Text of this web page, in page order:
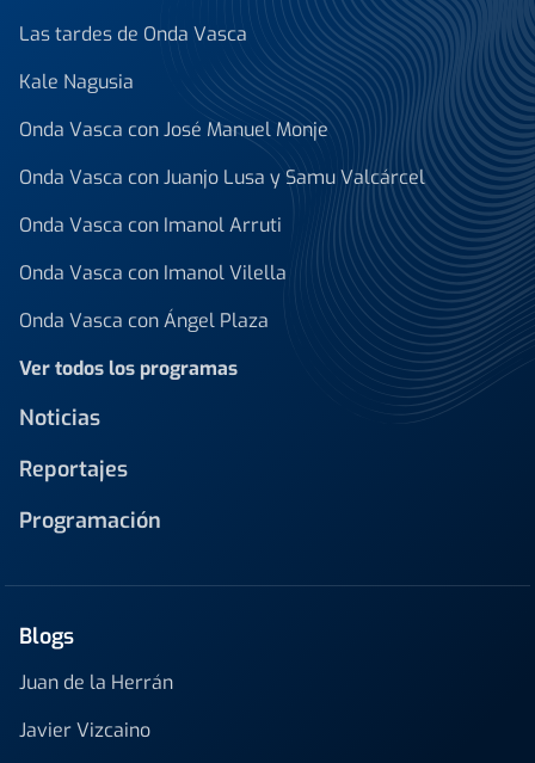
Las tardes de Onda Vasca
Kale Nagusia
Onda Vasca con José Manuel Monje
Onda Vasca con Juanjo Lusa y Samu Valcárcel
Onda Vasca con Imanol Arruti
Onda Vasca con Imanol Vilella
Onda Vasca con Ángel Plaza
Ver todos los programas
Noticias
Reportajes
Programación
Blogs
Juan de la Herrán
Javier Vizcaino